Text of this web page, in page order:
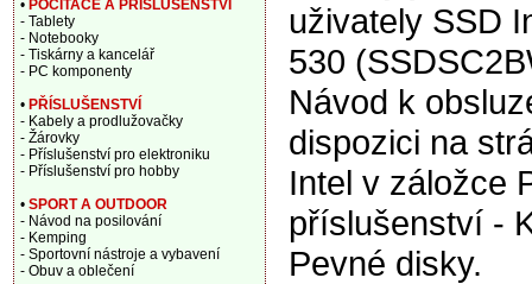
uživately SSD
530
Návod k
dispozici na
Intel v záložce
příslušenství -
Pevné disky.
• POČÍTAČE A PŘÍSLUŠENSTVÍ
- Tablety
- Notebooky
- Tiskárny a kancelář
- PC komponenty
• PŘÍSLUŠENSTVÍ
- Kabely a prodlužovačky
- Žárovky
- Příslušenství pro elektroniku
- Příslušenství pro hobby
• SPORT A OUTDOOR
- Návod na posilování
- Kemping
- Sportovní nástroje a vybavení
- Obuv a oblečení